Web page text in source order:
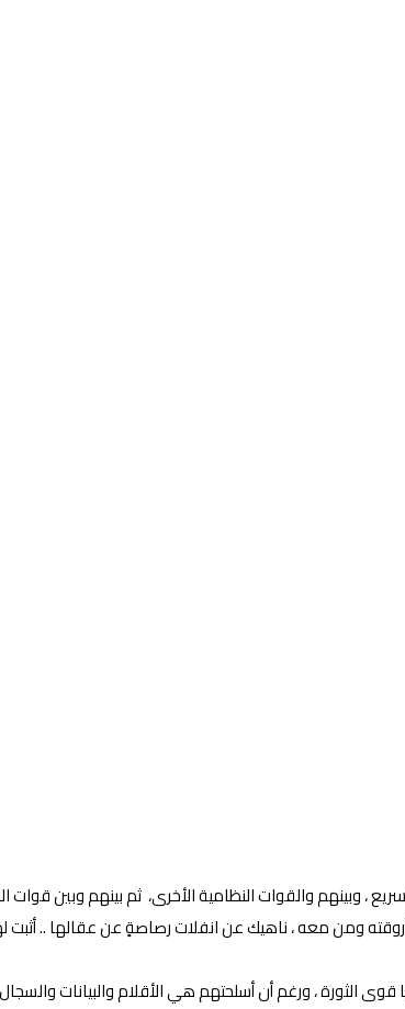
، وبينهم والقوات النظامية الأخرى، ثم بينهم وبين قوات
أروقته ومن معه ، ناهيك عن انفلات رصاصةٍ عن عقالها ..
الثورة ، ورغم أن أسلحتهم هي الأقلام والبيانات